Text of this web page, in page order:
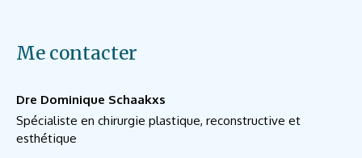
Me contacter
Dre Dominique Schaakxs
Spécialiste en chirurgie plastique, reconstructive et
esthétique